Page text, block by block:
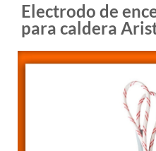
Electrodo de
para caldera